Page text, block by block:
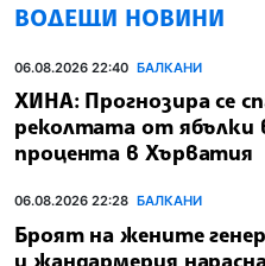
ВОДЕЩИ НОВИНИ
06.08.2026 22:40 БАЛКАНИ
ХИНА: Прогнозира се
реколтата от ябълки
процента в Хърватия
06.08.2026 22:28 БАЛКАНИ
Броят на жените
и жандармерия